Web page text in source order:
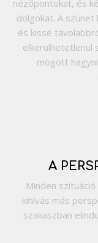
nézőpontokat, és
dolgokat. A
és kissé
elkerülhetetlenül
mögött
A
Minden
kihívás más
szakaszban